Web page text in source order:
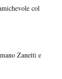
col
Zanetti e